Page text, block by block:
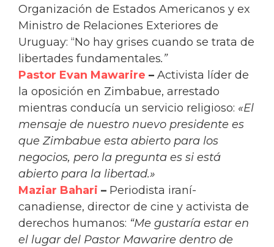
Organización de Estados Americanos y ex
Ministro de Relaciones Exteriores de
Uruguay: “No hay grises cuando se trata de
libertades fundamentales.”
Pastor Evan Mawarire – Activista líder de
la oposición en Zimbabue, arrestado
mientras conducía un servicio religioso: «El
mensaje de nuestro nuevo presidente es
que Zimbabue esta abierto para los
negocios, pero la pregunta es si está
abierto para la libertad.»
Maziar Bahari – Periodista iraní-
canadiense, director de cine y activista de
derechos humanos: “Me gustaría estar en
el lugar del Pastor Mawarire dentro de